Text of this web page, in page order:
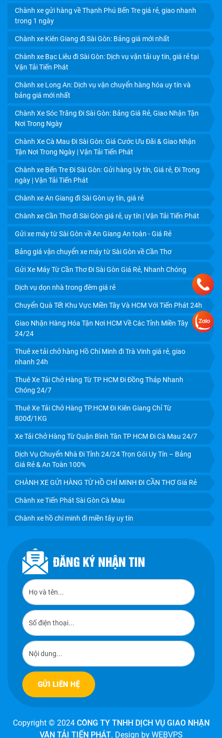
CHÀNH XE SÀI GÒN ĐI BẾN TRE: VẬN CHUYỂN HÀNG
HÓA GIAO NHANH - GIÁ RẺ - UY TÍN | VẬN TẢI TIẾN PHÁT
DỊCH VỤ CHUYỂN VĂN PHÒNG TRỌN GÓI TẠI CẦN THƠ
GIÁ RẺ
TRONG NGÀY
Chành xe gửi hàng về Thạnh Phú Bến Tre giá rẻ, giao nhanh
trong 1 ngày
Chành xe Kiên Giang đi Sài Gòn: Bảng giá mới nhất
Chành xe Bạc Liêu đi Sài Gòn: Dịch vụ vận tải uy tín, giá rẻ tại
Vận Tải Tiến Phát
Chành xe Long An: Dịch vụ vận chuyển hàng hóa uy tín và
bảng giá mới nhất
Chành Xe Sóc Trăng Đi Sài Gòn: Bảng Giá Rẻ, Giao Nhận Tận
Nơi Trong Ngày
Chành Xe Cà Mau Đi Sài Gòn: Giá Cước Ưu Đãi & Giao Nhận
Tận Nơi Trong Ngày | Vận Tải Tiến Phát
Chành xe Bến Tre Đi Sài Gòn: Gửi hàng Uy tín, Giá rẻ, Đi Trong
ngày | Vận Tải Tiến Phát
Chành xe An Giang đi Sài Gòn uy tín, giá rẻ
Chành xe Cần Thơ đi Sài Gòn giá rẻ, uy tín | Vận Tải Tiến Phát
Gửi xe máy từ Sài Gòn về An Giang An toàn - Giá Rẻ
Bảng giá vận chuyển xe máy từ Sài Gòn về Cần Thơ
Gửi Xe Máy Từ Cần Thơ Đi Sài Gòn Giá Rẻ, Nhanh Chóng
Dịch vụ dọn nhà trong đêm giá rẻ
Chuyển Quà Tết Khu Vực Miền Tây Và HCM Với Tiến Phát 24h
Giao Nhận Hàng Hóa Tận Nơi HCM Về Các Tỉnh Miền Tây
24/24
Thuê xe tải chở hàng Hồ Chí Minh đi Trà Vinh giá rẻ, giao
nhanh 24h
Thuê Xe Tải Chở Hàng Từ TP HCM Đi Đồng Tháp Nhanh
Chóng 24/7
Thuê Xe Tải Chở Hàng TP.HCM Đi Kiên Giang Chỉ Từ
800đ/1KG
Xe Tải Chở Hàng Từ Quận Bình Tân TP HCM Đi Cà Mau 24/7
Dịch Vụ Chuyển Nhà Đi Tỉnh 24/24 Trọn Gói Uy Tín – Bảng
Giá Rẻ & An Toàn 100%
CHÀNH XE GỬI HÀNG TỪ HỒ CHÍ MINH ĐI CẦN THƠ Giá Rẻ
Chành xe Tiến Phát Sài Gòn Cà Mau
Chành xe hồ chí minh đi miền tây uy tín
ĐĂNG KÝ NHẬN TIN
Copyright © 2024 CÔNG TY TNHH DỊCH VỤ GIAO NHẬN
VẬN TẢI TIẾN PHÁT. Design by WEBVPS